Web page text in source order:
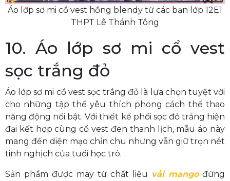
Áo lớp sơ mi cổ vest hồng blendy từ các bạn lớp 12E1
THPT Lê Thánh Tông
10. Áo lớp sơ mi cổ vest
sọc trắng đỏ
Áo lớp sơ mi cổ vest sọc trắng đỏ là lựa chọn tuyệt vời
cho những tập thể yêu thích phong cách thể thao
năng động nổi bật. Với thiết kế phối sọc đỏ trắng hiện
đại kết hợp cùng cổ vest đen thanh lịch, mẫu áo này
mang đến diện mạo chỉn chu nhưng vẫn giữ trọn nét
tinh nghịch của tuổi học trò.
Sản phẩm được may từ chất liệu vải mangođứng